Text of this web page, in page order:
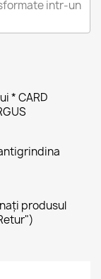
intr-un
* CARD
produsul